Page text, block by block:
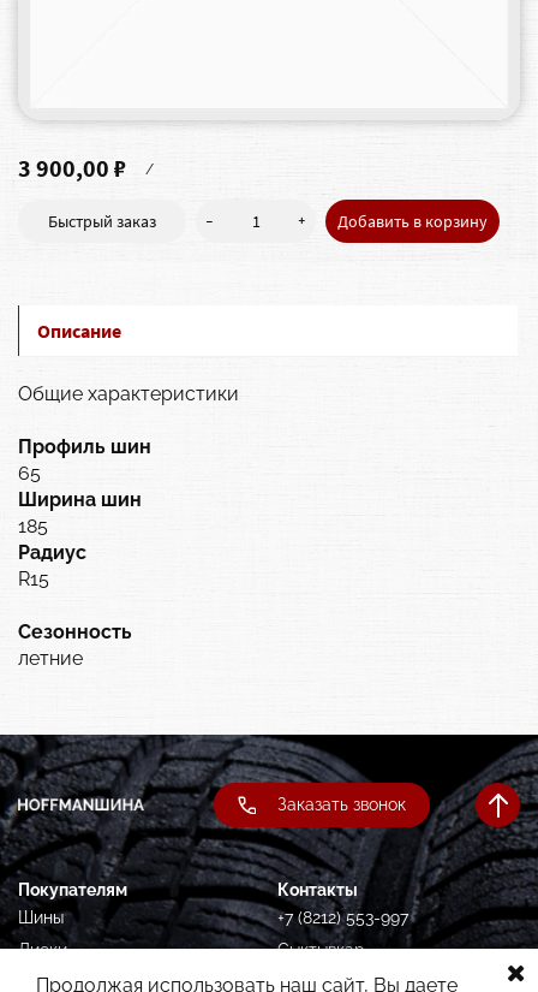
3 900,00 ₽ /
Быстрый заказ - + Добавить в корзину
Описание
Общие характеристики
Профиль шин
65
Ширина шин
185
Радиус
R15
Сезонность
летние
Покупателям
Шины
Диски
Подбор по авто
Контакты
+7 (8212) 553-997
Сыктывкар,
Орджоникидзе, 87
Заказать звонок
Продолжая использовать наш сайт, Вы даете